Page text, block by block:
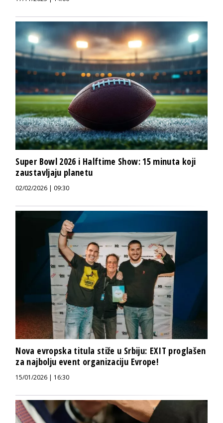
Super Bowl 2026 i Halftime Show: 15 minuta koji
zaustavljaju planetu
02/02/2026 | 09:30
Nova evropska titula stiže u Srbiju: EXIT proglašen
za najbolju event organizaciju Evrope!
15/01/2026 | 16:30